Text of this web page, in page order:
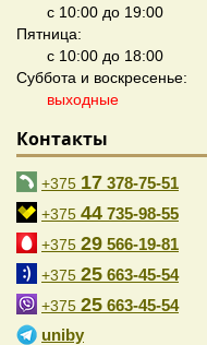
с 10:00 до 19:00
Пятница:
с 10:00 до 18:00
Суббота и воскресенье:
выходные
Контакты
+375 17 378-75-51
+375 44 735-98-55
+375 29 566-19-81
+375 25 663-45-54
+375 25 663-45-54
uniby